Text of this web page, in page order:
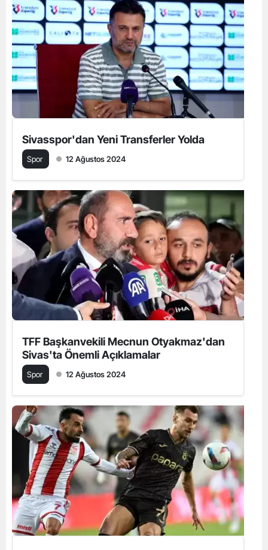
Sivasspor'dan Yeni Transferler Yolda
Spor 12 Ağustos 2024
TFF Başkanvekili Mecnun Otyakmaz'dan
Sivas'ta Önemli Açıklamalar
Spor 12 Ağustos 2024